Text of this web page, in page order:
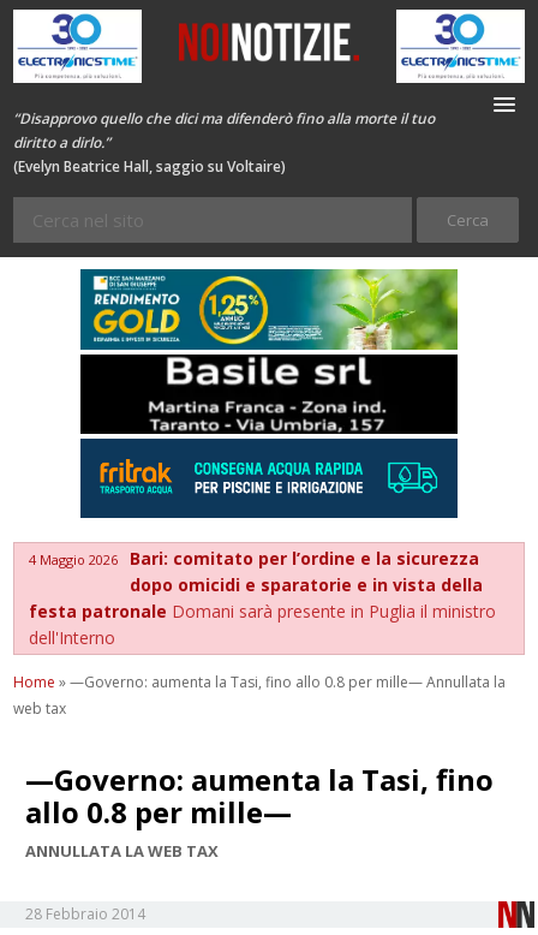
“Disapprovo quello che dici ma difenderò fino alla morte il tuo
diritto a dirlo.”
(Evelyn Beatrice Hall, saggio su Voltaire)
4 Maggio 2026
Bari: comitato per l’ordine e la sicurezza
dopo omicidi e sparatorie e in vista della
festa patronale Domani sarà presente in Puglia il ministro
dell'Interno
Home »—Governo: aumenta la Tasi, fino allo 0.8 per mille— Annullata la
web tax
—Governo: aumenta la Tasi, fino
allo 0.8 per mille—
ANNULLATA LA WEB TAX
28 Febbraio 2014